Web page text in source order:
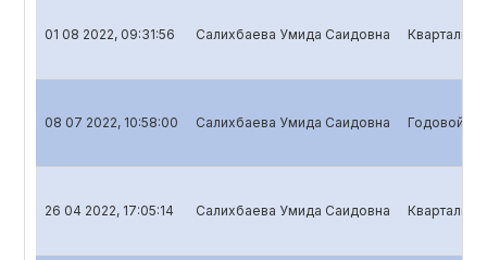
01 08 2022, 09:31:56 Салихбаева Умида Саидовна
08 07 2022, 10:58:00 Салихбаева Умида Саидовна Годовой
26 04 2022, 17:05:14 Салихбаева Умида Саидовна